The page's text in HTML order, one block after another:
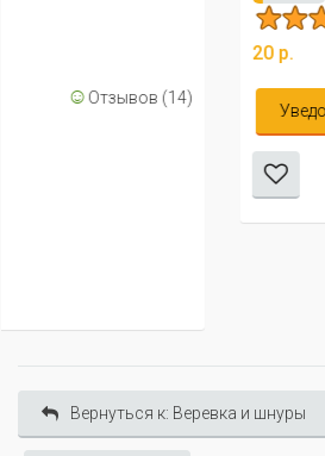
Уведомить меня
Вернуться к: Веревка и шнуры